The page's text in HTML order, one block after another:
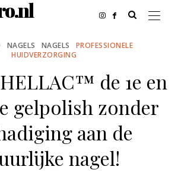
NAGELS NAGELS
PROFESSIONELE
HUIDVERZORGING
de 1e en
gelpolish zonder
aan de
nagel!